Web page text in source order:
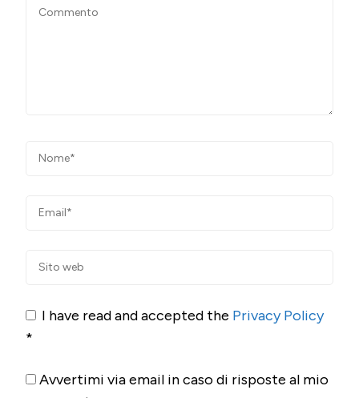
I have read and accepted the Privacy Policy
*
Avvertimi via email in caso di risposte al mio